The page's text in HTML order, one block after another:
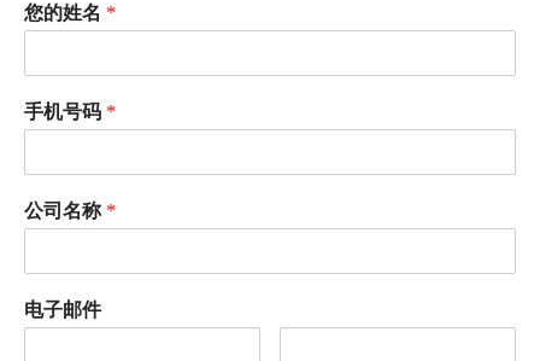
您的姓名 *
手机号码 *
公司名称 *
电子邮件